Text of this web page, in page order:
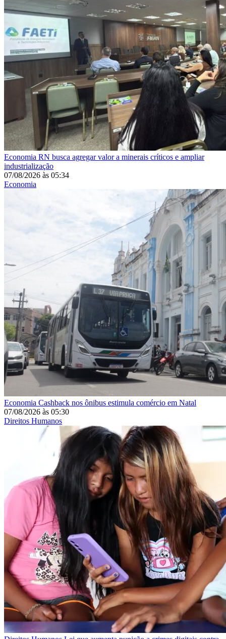
Economia RN busca agregar valor a minerais críticos e ampliar
industrialização
07/08/2026 às 05:34
Economia
Economia Cashback nos ônibus estimula comércio em Natal
07/08/2026 às 05:30
Direitos Humanos